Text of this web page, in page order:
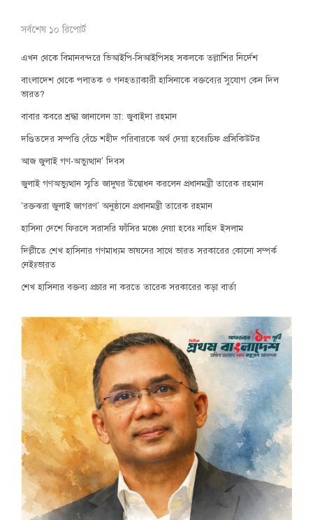
সর্বশেষ ১০ রিপোর্ট
এখন থেকে বিমানবন্দরে ভিআইপি-সিআইপিসহ সকলকে তল্লাশির নির্দেশ
বাংলাদেশ থেকে পলাতক ও গনহত্যাকারী হাসিনাকে বক্তব্যের সুযোগ কেন দিল
ভারত?
বাবার কবরে শ্রদ্ধা জানালেন ডা: জুবাইদা রহমান
দণ্ডিতদের সম্পত্তি বেঁচে শহীদ পরিবারকে অর্থ দেয়া হবেঃচিফ প্রসিকিউটর
আজ জুলাই গণ-অভ্যুত্থান’ দিবস
জুলাই গণঅভ্যুত্থান স্মৃতি জাদুঘর উদ্বোধন করলেন প্রধানমন্ত্রী তারেক রহমান
‘রক্তঝরা জুলাই জাগরণ’ অনুষ্ঠানে প্রধানমন্ত্রী তারেক রহমান
হাসিনা দেশে ফিরলে সরাসরি ফাঁসির মঞ্চে নেয়া হবেঃ নাহিদ ইসলাম
দিল্লীতে শেখ হাসিনার গণমাধ্যম ভাষনের সাথে ভারত সরকারের কোনো সম্পর্ক
নেইঃভারত
শেখ হাসিনার বক্তব্য প্রচার না করতে তারেক সরকারের কড়া বার্তা